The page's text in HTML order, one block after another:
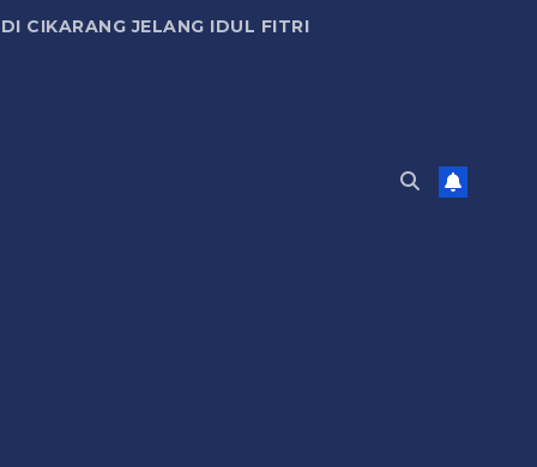
CIKARANG JELANG IDUL FITRI